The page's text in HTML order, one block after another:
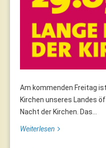
Am kommenden Freitag
Kirchen unseres Landes
Nacht der Kirchen. Das...
Weiterlesen